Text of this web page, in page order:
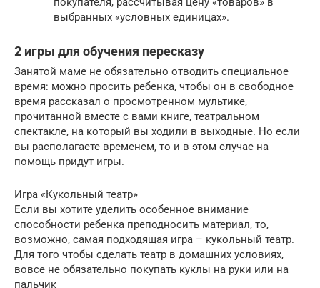
выбранных «условных единицах».
2 игры для обучения пересказу
Занятой маме не обязательно отводить специальное
время: можно просить ребенка, чтобы он в свободное
время рассказал о просмотренном мультике,
прочитанной вместе с вами книге, театральном
спектакле, на который вы ходили в выходные. Но если
вы располагаете временем, то и в этом случае на
помощь придут игры.
Игра «Кукольный театр»
Если вы хотите уделить особенное внимание
способности ребенка преподносить материал, то,
возможно, самая подходящая игра – кукольный театр.
Для того чтобы сделать театр в домашних условиях,
вовсе не обязательно покупать куклы на руки или на
пальчик